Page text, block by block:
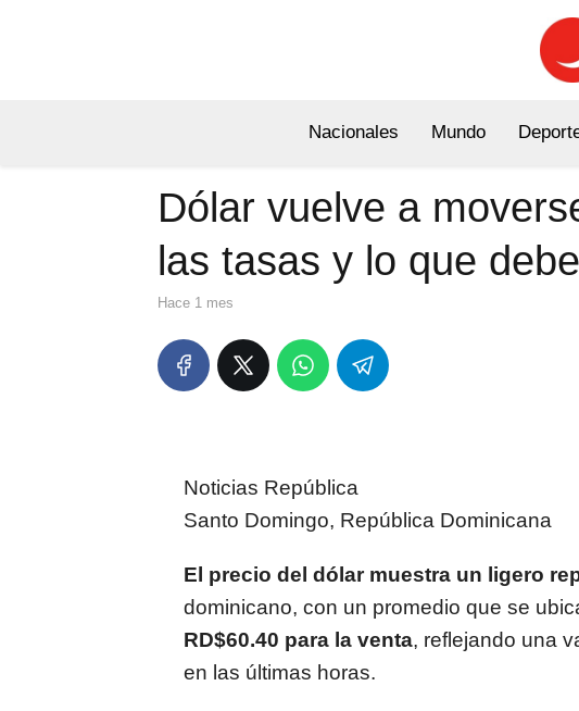
Nacionales Mundo
Dólar vuelve a
las tasas y lo que
hace 1 mes
Noticias República
Santo Domingo, República Dominicana
El precio del dólar muestra un ligero
dominicano, con un promedio que se
RD$60.40 para la venta, reflejando una
en las últimas horas.